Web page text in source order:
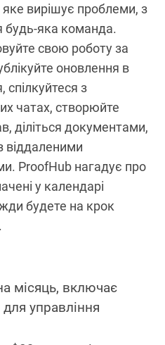
вирішує проблеми, з
будь-яка команда.
свою роботу за
оновлення в
з
чатах, створюйте
діліться документами,
віддаленими
ProofHub нагадує про
у календарі
будете на крок
місяць, включає
управління